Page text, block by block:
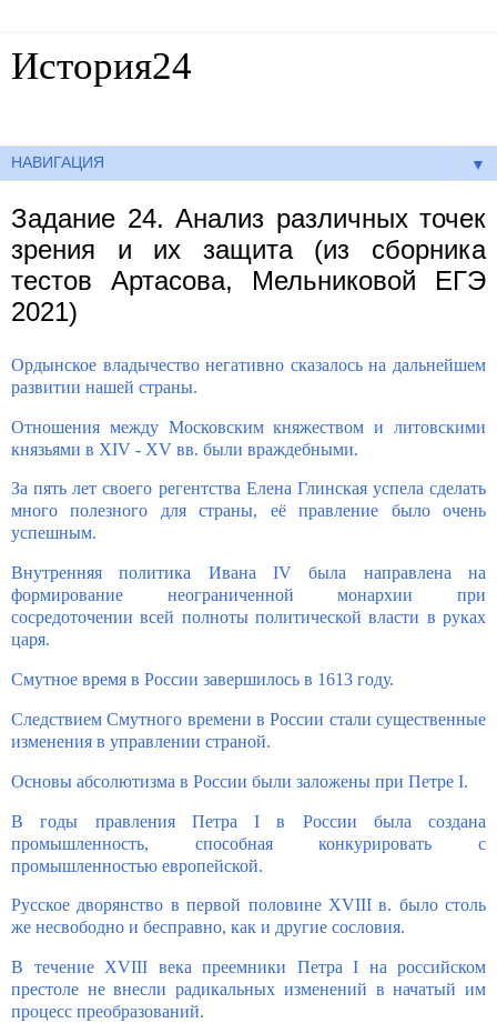
История24
▼
Задание 24. Анализ различных точек
зрения и их защита (из сборника
тестов Артасова, Мельниковой ЕГЭ
2021)
Ордынское владычество негативно сказалось на дальнейшем
развитии нашей страны.
Отношения между Московским княжеством и литовскими
князьями в XIV - XV вв. были враждебными.
За пять лет своего регентства Елена Глинская успела сделать
много полезного для страны, её правление было очень
успешным.
Внутренняя политика Ивана IV была направлена на
формирование неограниченной монархии при
сосредоточении всей полноты политической власти в руках
царя.
Смутное время в России завершилось в 1613 году.
Следствием Смутного времени в России стали существенные
изменения в управлении страной.
Основы абсолютизма в России были заложены при Петре I.
В годы правления Петра I в России была создана
промышленность, способная конкурировать с
промышленностью европейской.
Русское дворянство в первой половине XVIII в. было столь
же несвободно и бесправно, как и другие сословия.
В течение XVIII века преемники Петра I на российском
престоле не внесли радикальных изменений в начатый им
процесс преобразований.